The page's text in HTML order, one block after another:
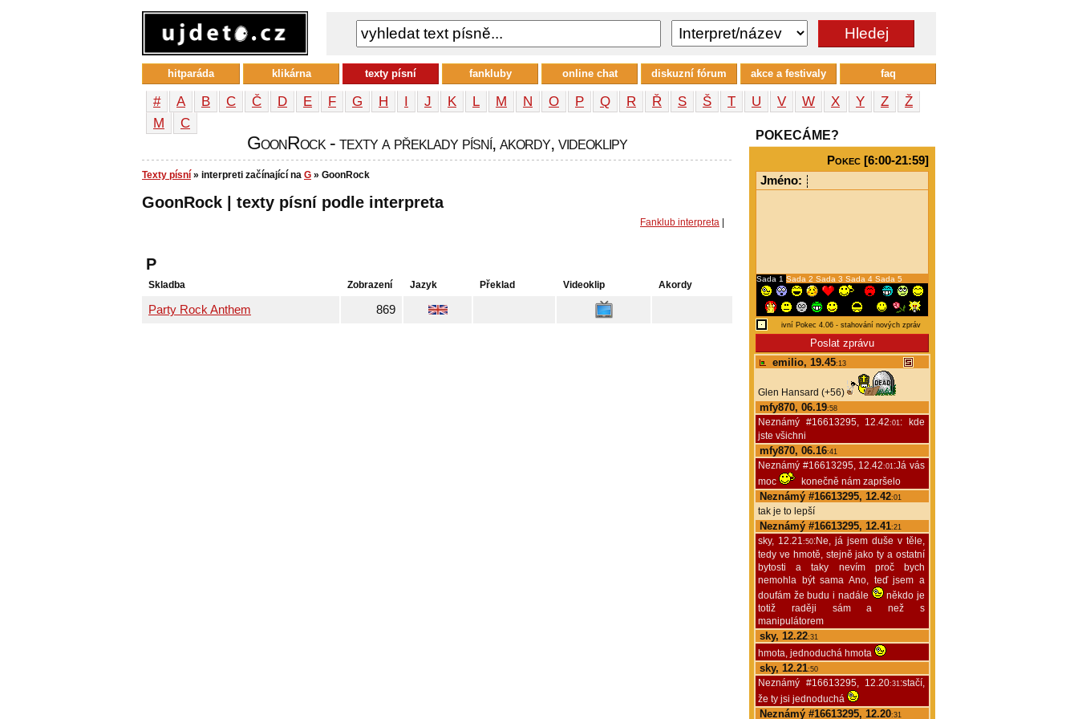
# A B C Č D E F G H I J K L M N O P Q R Ř S Š T U V W X Y Z
Ž
М
С
GoonRock - texty a překlady písní, akordy, videoklipy
Texty písní » interpreti začínající na G » GoonRock
GoonRock | texty písní podle interpreta
Fanklub interpreta
P
Skladba Zobrazení Jazyk Překlad Videoklip Akordy
Party Rock Anthem 869
POKECÁME?
Pokec [6:00-21:59]
Jméno:
Sada 1 Sada 2 Sada 3 Sada 4 Sada 5
emilio, 19.45:13
Glen Hansard (+56)
mfy870, 06.19:58
Neznámý #16613295, 12.42:01: kde
jste všichni
mfy870, 06.16:41
Neznámý #16613295, 12.42:01:Já vás
moc
konečně nám zapršelo
Neznámý #16613295, 12.42:01
tak je to lepší
Neznámý #16613295, 12.41:21
sky, 12.21:50:Ne, já jsem duše v těle,
tedy ve hmotě, stejně jako ty a ostatní
bytosti a taky nevím proč bych
nemohla být sama Ano, teď jsem a
doufám že budu i nadále
někdo je
totiž raději sám a než s
manipulátorem
sky, 12.22:31
hmota, jednoduchá hmota
sky, 12.21:50
Neznámý #16613295, 12.20:31:stačí,
že ty jsi jednoduchá
Neznámý #16613295, 12.20:31
hitparáda klikárna texty písní fankluby online chat diskuzní fórum akce a festivaly faq